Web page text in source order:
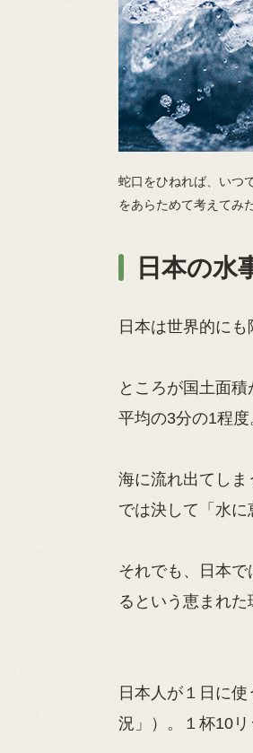
蛇口をひねれば、いつ
をあらためて考えてみ
日本の水
日本は世界的に
ところが国土面
平均の3分の1程度
海に流れ出てし
では決して「水に
それでも、日本
るという恵まれた
日本人が１日に
況」）。１杯10リ